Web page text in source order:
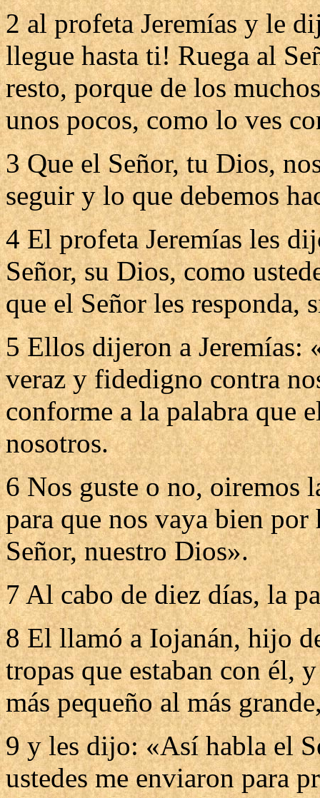
2 al profeta Jeremías y le
llegue hasta ti! Ruega al
resto, porque de los
unos pocos, como lo ves
3 Que el Señor, tu Dios,
seguir y lo que debemos
4 El profeta Jeremías les
Señor, su Dios, como
que el Señor les responda,
5 Ellos dijeron a Jeremías:
veraz y fidedigno contra
conforme a la palabra que
nosotros.
6 Nos guste o no, oiremos
para que nos vaya bien
Señor, nuestro Dios».
7 Al cabo de diez días, la
8 El llamó a Iojanán, hijo
tropas que estaban con él,
más pequeño al más
9 y les dijo: «Así habla el
ustedes me enviaron para